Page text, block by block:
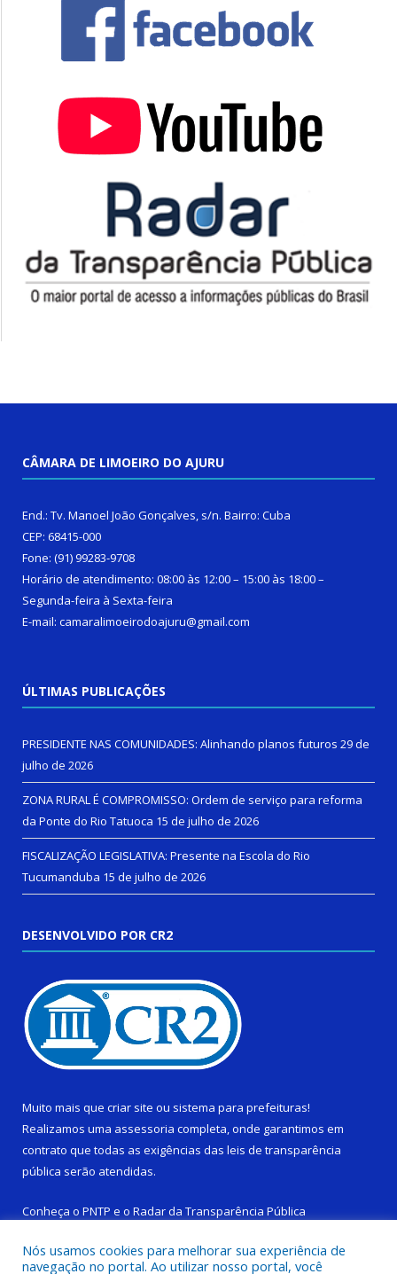
CÂMARA DE LIMOEIRO DO AJURU
End.: Tv. Manoel João Gonçalves, s/n. Bairro: Cuba
CEP: 68415-000
Fone: (91) 99283-9708
Horário de atendimento: 08:00 às 12:00 – 15:00 às 18:00 –
Segunda-feira à Sexta-feira
E-mail: camaralimoeirodoajuru@gmail.com
ÚLTIMAS PUBLICAÇÕES
PRESIDENTE NAS COMUNIDADES: Alinhando planos futuros 29 de
julho de 2026
ZONA RURAL É COMPROMISSO: Ordem de serviço para reforma
da Ponte do Rio Tatuoca 15 de julho de 2026
FISCALIZAÇÃO LEGISLATIVA: Presente na Escola do Rio
Tucumanduba 15 de julho de 2026
DESENVOLVIDO POR CR2
Muito mais que criar site ou sistema para prefeituras!
Realizamos uma assessoria completa, onde garantimos em
contrato que todas as exigências das leis de transparência
pública serão atendidas.
Conheça o PNTP e o Radar da Transparência Pública
Nós usamos cookies para melhorar sua experiência de
navegação no portal. Ao utilizar nosso portal, você